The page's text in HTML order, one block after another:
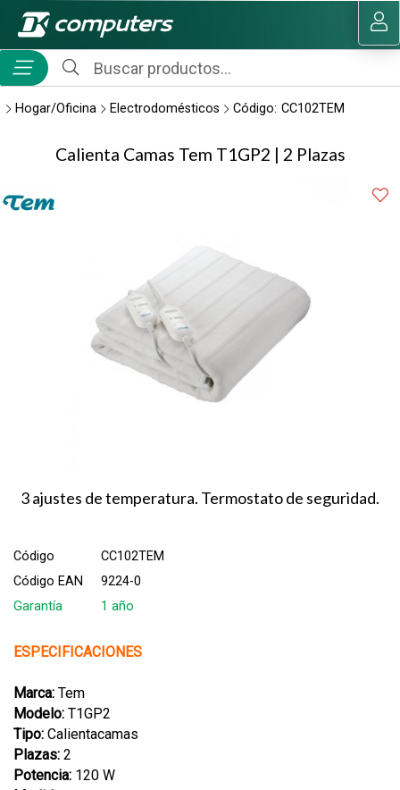
Compartir por email MI COMPRA
Hogar/Oficina Electrodomésticos Código: CC102TEM
Calienta Camas Tem T1GP2 | 2 Plazas
3 ajustes de temperatura. Termostato de seguridad.
Código
CC102TEM
Código EAN
9224-0
Garantía
1 año
ESPECIFICACIONES
Marca: Tem
Modelo: T1GP2
Tipo: Calientacamas
Plazas: 2
Potencia: 120 W